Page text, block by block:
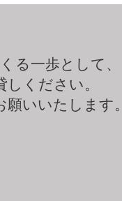
る一歩として、
ください。
いいたします。